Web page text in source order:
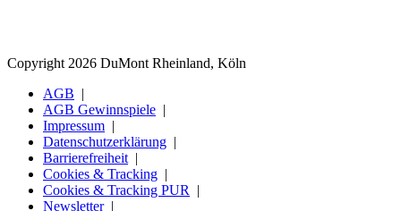
Copyright 2026 DuMont Rheinland, Köln
AGB
AGB Gewinnspiele
Impressum
Datenschutzerklärung
Barrierefreiheit
Cookies & Tracking
Cookies & Tracking PUR
Newsletter